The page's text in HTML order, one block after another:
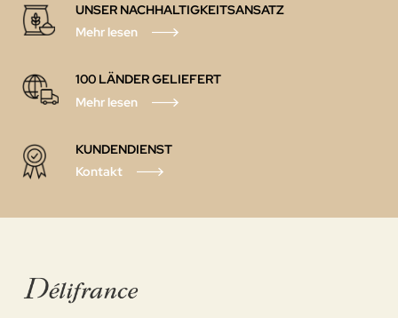
UNSER NACHHALTIGKEITSANSATZ
Mehr lesen
100 LÄNDER GELIEFERT
Mehr lesen
KUNDENDIENST
Kontakt